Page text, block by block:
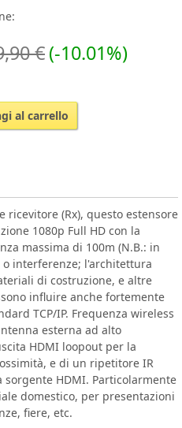
€(-10.01%)
al carrello
ricevitore (Rx), questo estensore
1080p Full HD con la
massima di 100m (N.B.: in
interferenze; l'architettura
di costruzione, e altre
influire anche fortemente
TCP/IP. Frequenza wireless
esterna ad alto
HDMI loopout per la
e di un ripetitore IR
HDMI. Particolarmente
domestico, per presentazioni
fiere, etc.